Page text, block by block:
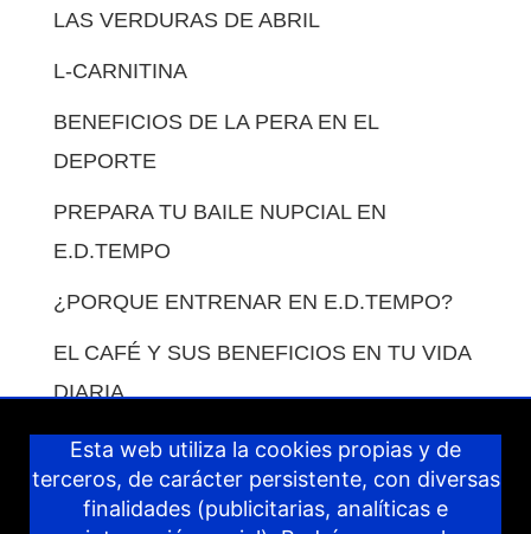
LAS VERDURAS DE ABRIL
L-CARNITINA
BENEFICIOS DE LA PERA EN EL
DEPORTE
PREPARA TU BAILE NUPCIAL EN
E.D.TEMPO
¿PORQUE ENTRENAR EN E.D.TEMPO?
EL CAFÉ Y SUS BENEFICIOS EN TU VIDA
DIARIA.
COMO COMPENSAR LAS COMIDAS EN
VACACIONES.
Esta web utiliza la cookies propias y de
terceros, de carácter persistente, con diversas
finalidades (publicitarias, analíticas e